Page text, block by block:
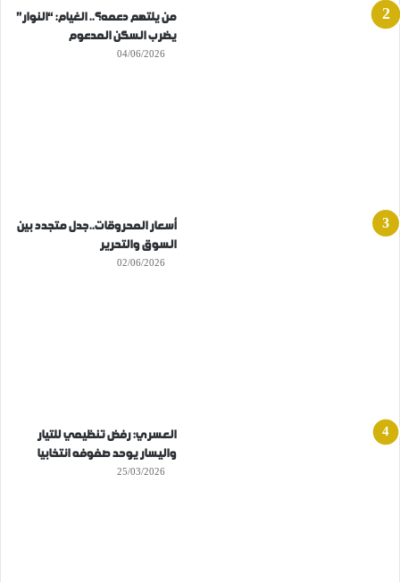
من يلتهم دعمه؟.. الغيام: “النوار”
يضرب السكن المدعوم
04/06/2026
أسعار المحروقات..جدل متجدد بين
السوق والتحرير
02/06/2026
العسري: رفض تنظيمي للتيار
واليسار يوحد صفوفه انتخابيا
25/03/2026